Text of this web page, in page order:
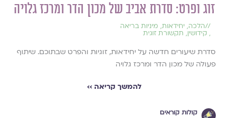
זוג ופרט: סדרת אביב של מכון הדר ומרכז גלויה
//הלכה, יחידאות, מיניות בריאה
, קידושין, תקשורת זוגית
סדרת שיעורים חדשה על יחידאות, זוגיות והפרט שבתוכם. שיתוף
פעולה של מכון הדר ומרכז גלויה
להמשך קריאה ››
קולות קוראים